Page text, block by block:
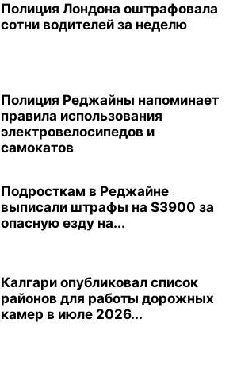
Полиция Лондона оштрафовала
сотни водителей за неделю
Полиция Реджайны напоминает
правила использования
электровелосипедов и
самокатов
Подросткам в Реджайне
выписали штрафы на $3900 за
опасную езду на...
Калгари опубликовал список
районов для работы дорожных
камер в июле 2026...